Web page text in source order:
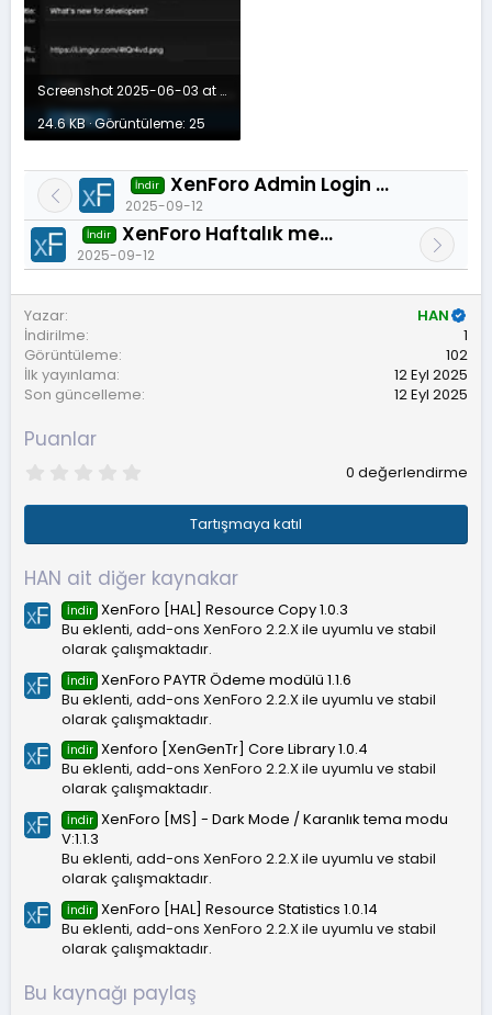
Screenshot 2025-06-03 at 23.48.00.webp
24.6 KB · Görüntüleme: 25
İndir XenForo Admin Login Watch - Admin giriş takibi 1.0.0
2025-09-12
İndir XenForo Haftalık mesajlar - Posts of the Week 1.0.4
2025-09-12
Yazar
HAN
İndirilme
1
Görüntüleme
102
İlk yayınlama
12 Eyl 2025
Son güncelleme
12 Eyl 2025
Puanlar
0
l
d
ı
z
0 değerlendirme
Tartışmaya katıl
HAN ait diğer kaynakar
İndir XenForo [HAL] Resource Copy 1.0.3
Bu eklenti, add-ons XenForo 2.2.X ile uyumlu ve stabil
olarak çalışmaktadır.
İndir XenForo PAYTR Ödeme modülü 1.1.6
Bu eklenti, add-ons XenForo 2.2.X ile uyumlu ve stabil
olarak çalışmaktadır.
İndir Xenforo [XenGenTr] Core Library 1.0.4
Bu eklenti, add-ons XenForo 2.2.X ile uyumlu ve stabil
olarak çalışmaktadır.
İndir XenForo [MS] - Dark Mode / Karanlık tema modu
V:1.1.3
Bu eklenti, add-ons XenForo 2.2.X ile uyumlu ve stabil
olarak çalışmaktadır.
İndir XenForo [HAL] Resource Statistics 1.0.14
Bu eklenti, add-ons XenForo 2.2.X ile uyumlu ve stabil
olarak çalışmaktadır.
Bu kaynağı paylaş